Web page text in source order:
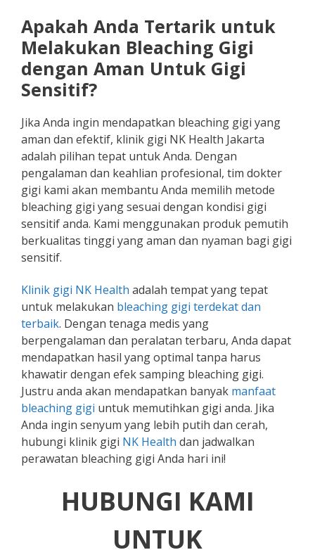
Apakah Anda Tertarik untuk
Melakukan Bleaching Gigi
dengan Aman Untuk Gigi
Sensitif?
Jika Anda ingin mendapatkan bleaching gigi yang
aman dan efektif, klinik gigi NK Health Jakarta
adalah pilihan tepat untuk Anda. Dengan
pengalaman dan keahlian profesional, tim dokter
gigi kami akan membantu Anda memilih metode
bleaching gigi yang sesuai dengan kondisi gigi
sensitif anda. Kami menggunakan produk pemutih
berkualitas tinggi yang aman dan nyaman bagi gigi
sensitif.
Klinik gigi NK Health adalah tempat yang tepat
untuk melakukan bleaching gigi terdekat dan
terbaik. Dengan tenaga medis yang
berpengalaman dan peralatan terbaru, Anda dapat
mendapatkan hasil yang optimal tanpa harus
khawatir dengan efek samping bleaching gigi.
Justru anda akan mendapatkan banyak manfaat
bleaching gigi untuk memutihkan gigi anda. Jika
Anda ingin senyum yang lebih putih dan cerah,
hubungi klinik gigi NK Health dan jadwalkan
perawatan bleaching gigi Anda hari ini!
HUBUNGI KAMI
UNTUK